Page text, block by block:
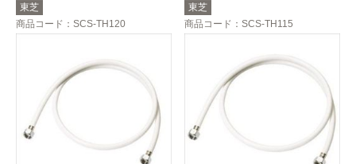
東芝
商品コード ：SCS-TH120
東芝
商品コード ：SCS-TH115